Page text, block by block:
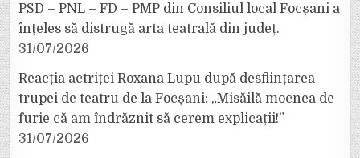
PSD – PNL – FD – PMP din Consiliul local Focșani a
înțeles să distrugă arta teatrală din județ.
31/07/2026
Reacția actriței Roxana Lupu după desființarea
trupei de teatru de la Focșani: „Misăilă mocnea de
furie că am îndrăznit să cerem explicații!”
31/07/2026